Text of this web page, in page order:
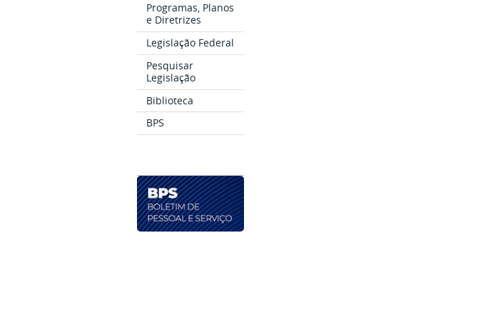
Programas, Planos
e Diretrizes
Legislação Federal
Pesquisar
Legislação
Biblioteca
BPS